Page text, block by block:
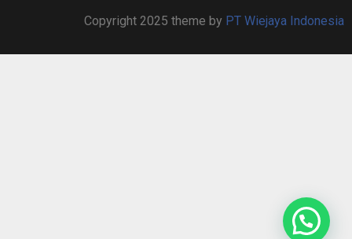
Copyright 2025 theme by PT Wiejaya Indonesia